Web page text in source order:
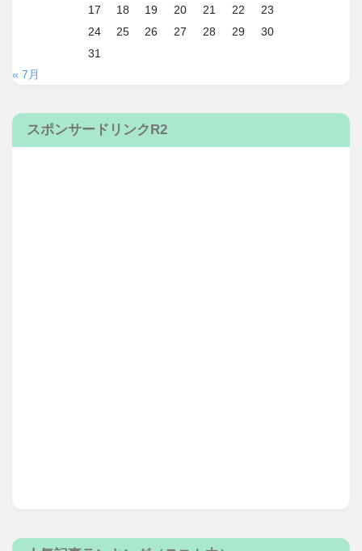
17
18 19 20 21 22
23
24
25 26 27 28 29
30
31
« 7月
スポンサードリンクR2